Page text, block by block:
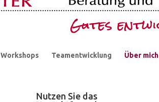
Workshops Teamentwicklung Über mich
Nutzen Sie das